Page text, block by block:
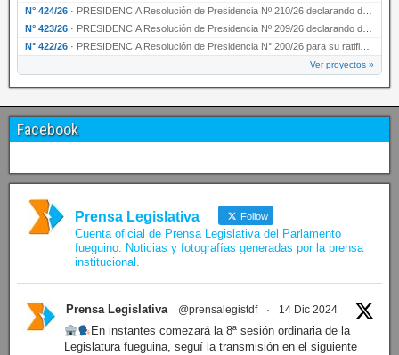
N° 424/26 · PRESIDENCIA Resolución de Presidencia Nº 210/26 declarando de interés provincial el proyec…
N° 423/26 · PRESIDENCIA Resolución de Presidencia Nº 209/26 declarando de interés provincial la presen…
N° 422/26 · PRESIDENCIA Resolución de Presidencia N° 200/26 para su ratificación.
Ver proyectos »
Facebook
Prensa Legislativa Follow
Cuenta oficial de Prensa Legislativa del Parlamento
fueguino. Noticias y fotografías generadas por la prensa
institucional.
Prensa Legislativa @prensalegistdf · 14 Dic 2024
En instantes comezará la 8ª sesión ordinaria de la
Legislatura fueguina, seguí la transmisión en el siguiente